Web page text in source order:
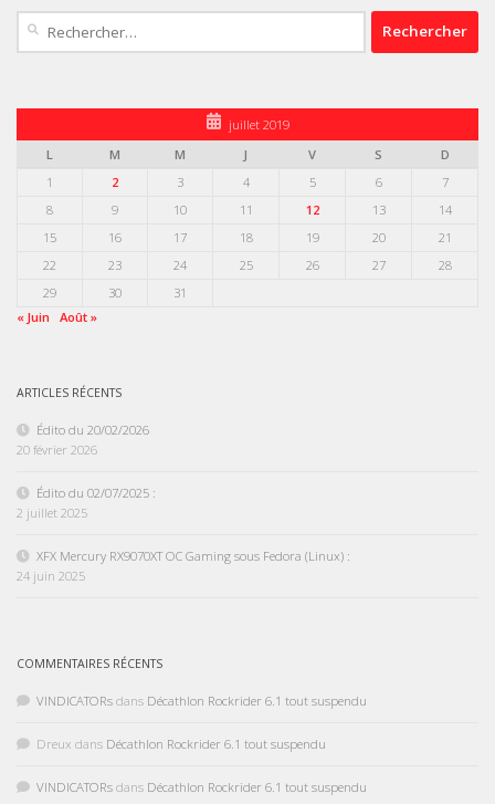
juillet 2019
L
M M J V S
D
1
2 3 4 5 6
7
8
9 10 11 12 13
14
15
16 17 18 19 20
21
22
23 24 25 26 27
28
29
30
31
« Juin
Août »
ARTICLES RÉCENTS
Édito du 20/02/2026
20 février 2026
Édito du 02/07/2025 :
2 juillet 2025
XFX Mercury RX9070XT OC Gaming sous Fedora (Linux) :
24 juin 2025
COMMENTAIRES RÉCENTS
VINDICATORs dans Décathlon Rockrider 6.1 tout suspendu
Dreux dans Décathlon Rockrider 6.1 tout suspendu
VINDICATORs dans Décathlon Rockrider 6.1 tout suspendu